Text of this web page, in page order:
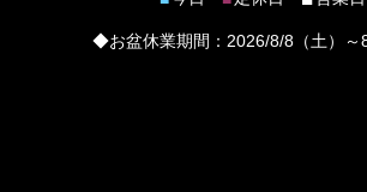
◆お盆休業期間：2026/8/8（土）～